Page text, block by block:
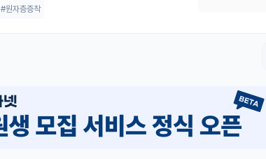
#원자층증착